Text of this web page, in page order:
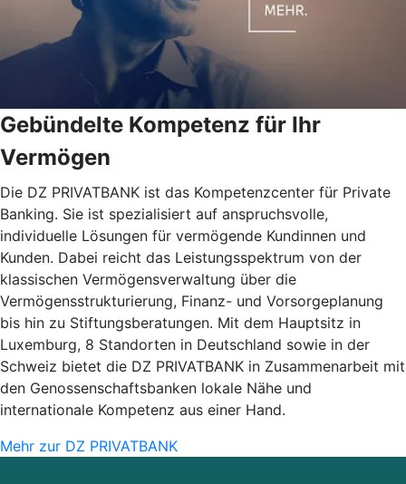
Gebündelte Kompetenz für Ihr
Vermögen
Die DZ PRIVATBANK ist das Kompetenzcenter für Private
Banking. Sie ist spezialisiert auf anspruchsvolle,
individuelle Lösungen für vermögende Kundinnen und
Kunden. Dabei reicht das Leistungsspektrum von der
klassischen Vermögensverwaltung über die
Vermögensstrukturierung, Finanz- und Vorsorgeplanung
bis hin zu Stiftungsberatungen. Mit dem Hauptsitz in
Luxemburg, 8 Standorten in Deutschland sowie in der
Schweiz bietet die DZ PRIVATBANK in Zusammenarbeit mit
den Genossenschaftsbanken lokale Nähe und
internationale Kompetenz aus einer Hand.
Mehr zur DZ PRIVATBANK